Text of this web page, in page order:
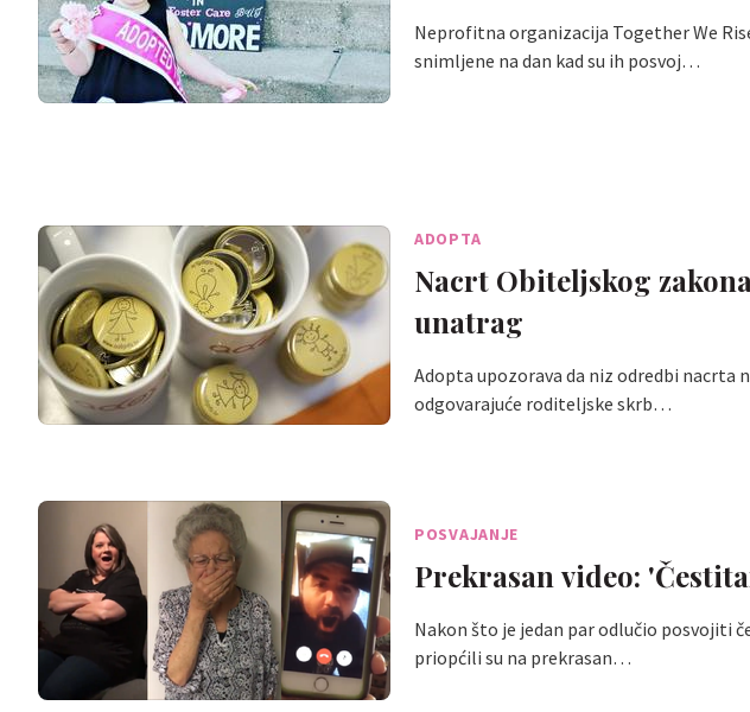
Neprofitna organizacija Together We
snimljene na dan kad su ih posvoj…
ADOPTA
Nacrt Obiteljskog
unatrag
Adopta upozorava da niz odredbi nacrta
odgovarajuće roditeljske skrb…
POSVAJANJE
Prekrasan video:
Nakon što je jedan par odlučio posvojiti
priopćili su na prekrasan…